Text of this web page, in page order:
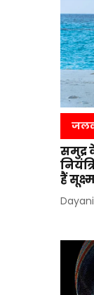
समुद्र
हैं